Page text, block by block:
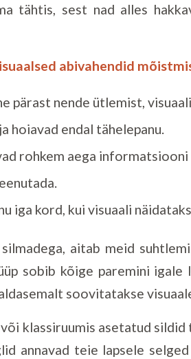
tähtis, sest nad alles
abivahendid
pärast nende ütlemist,
hoiavad endal tähelepanu.
rohkem aega
iga kord, kui visuaali
aitab meid
sobib kõige paremini igale
soovitatakse
klassiruumis asetatud
annavad teie lapsele